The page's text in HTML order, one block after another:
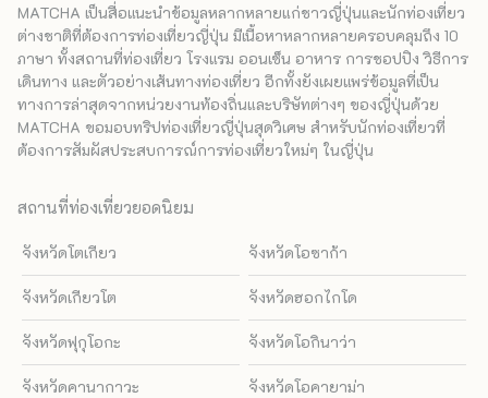
MATCHA เป็นสื่อแนะนำข้อมูลหลากหลายแก่ชาวญี่ปุ่นและนักท่องเที่ยว
ต่างชาติที่ต้องการท่องเที่ยวญี่ปุ่น มีเนื้อหาหลากหลายครอบคลุมถึง 10
ภาษา ทั้งสถานที่ท่องเที่ยว โรงแรม ออนเซ็น อาหาร การชอปปิง วิธีการ
เดินทาง และตัวอย่างเส้นทางท่องเที่ยว อีกทั้งยังเผยแพร่ข้อมูลที่เป็น
ทางการล่าสุดจากหน่วยงานท้องถิ่นและบริษัทต่างๆ ของญี่ปุ่นด้วย
MATCHA ขอมอบทริปท่องเที่ยวญี่ปุ่นสุดวิเศษ สำหรับนักท่องเที่ยวที่
ต้องการสัมผัสประสบการณ์การท่องเที่ยวใหม่ๆ ในญี่ปุ่น
สถานที่ท่องเที่ยวยอดนิยม
จังหวัดโตเกียว จังหวัดโอซาก้า
จังหวัดเกียวโต จังหวัดฮอกไกโด
จังหวัดฟุกุโอกะ จังหวัดโอกินาว่า
จังหวัดคานากาวะ จังหวัดโอคายาม่า